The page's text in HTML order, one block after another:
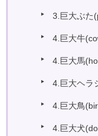
3.巨大ぶた
4.巨大牛
4.巨大馬
4.巨大ヘラ
4.巨大鳥
4.巨大犬